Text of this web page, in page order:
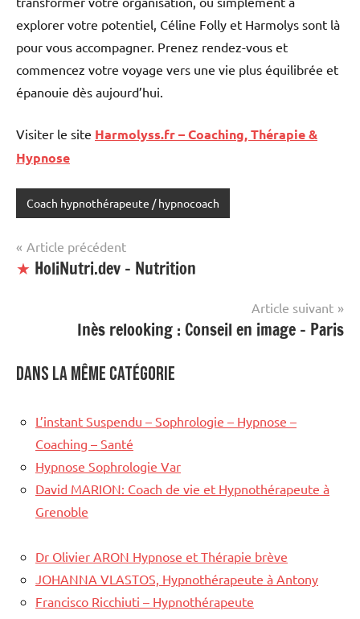
explorer votre potentiel, Céline Folly et Harmolys sont là
pour vous accompagner. Prenez rendez-vous et
commencez votre voyage vers une vie plus équilibrée et
épanouie dès aujourd’hui.
Visiter le site Harmolyss.fr – Coaching, Thérapie &
Hypnose
Coach hypnothérapeute / hypnocoach
Navigation
de
Article précédent
★ HoliNutri.dev – Nutrition
Article suivant
Inès relooking : Conseil en image – Paris
Dans la même catégorie
L’instant Suspendu – Sophrologie – Hypnose –
Coaching – Santé
Hypnose Sophrologie Var
David MARION: Coach de vie et Hypnothérapeute à
Grenoble
Dr Olivier ARON Hypnose et Thérapie brève
JOHANNA VLASTOS, Hypnothérapeute à Antony
Francisco Ricchiuti – Hypnothérapeute